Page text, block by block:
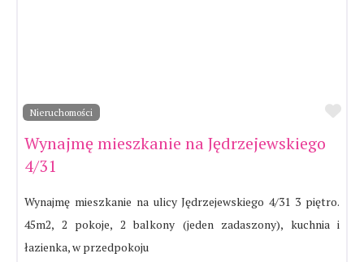
Nieruchomości
Wynajmę mieszkanie na Jędrzejewskiego
4/31
Wynajmę mieszkanie na ulicy Jędrzejewskiego 4/31 3 piętro.
45m2, 2 pokoje, 2 balkony (jeden zadaszony), kuchnia i
łazienka, w przedpokoju